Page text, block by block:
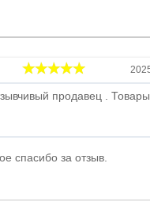
продавец . Товары
спасибо за отзыв.